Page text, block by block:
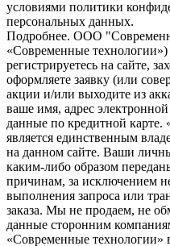
условиями политики
персональных данных.
Подробнее. OOO
«Современные
регистрируетесь на сайте,
оформляете заявку (или
акции и/или выходите из
ваше имя, адрес
данные по кредитной
является единственным
на данном сайте. Ваши
каким-либо образом
причинам, за исключением
выполнения запроса или
заказа. Мы не продаем, не
данные сторонним
«Современные технологии»